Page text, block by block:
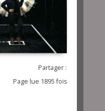
Partager :
Page lue 1895 fois